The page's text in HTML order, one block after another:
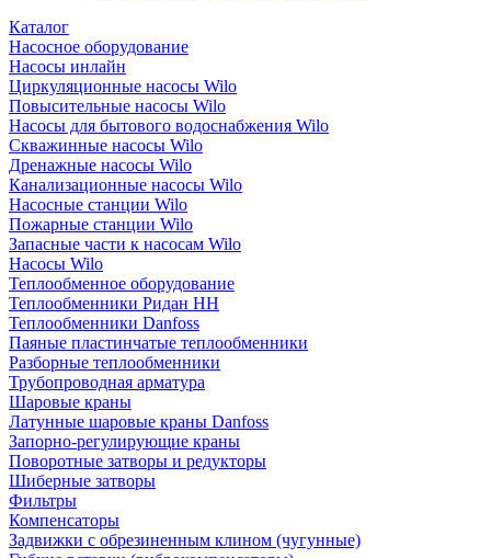
Каталог
Насосное оборудование
Насосы инлайн
Циркуляционные насосы Wilo
Повысительные насосы Wilo
Насосы для бытового водоснабжения Wilo
Скважинные насосы Wilo
Дренажные насосы Wilo
Канализационные насосы Wilo
Насосные станции Wilo
Пожарные станции Wilo
Запасные части к насосам Wilo
Насосы Wilo
Теплообменное оборудование
Теплообменники Ридан НН
Теплообменники Danfoss
Паяные пластинчатые теплообменники
Разборные теплообменники
Трубопроводная арматура
Шаровые краны
Латунные шаровые краны Danfoss
Запорно-регулирующие краны
Поворотные затворы и редукторы
Шиберные затворы
Фильтры
Компенсаторы
Задвижки с обрезиненным клином (чугунные)